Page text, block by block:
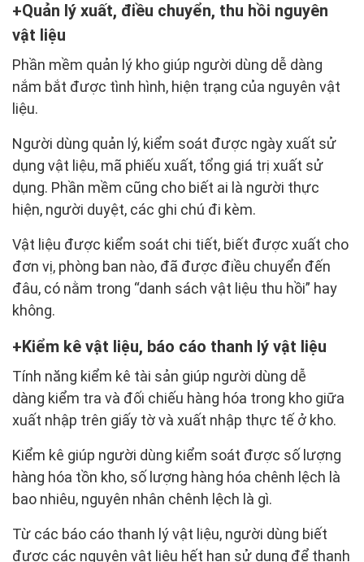
Quản lý xuất, điều chuyển, thu hồi nguyên
vật liệu
Phần mềm quản lý kho giúp người dùng dễ dàng
nắm bắt được tình hình, hiện trạng của nguyên vật
liệu.
Người dùng quản lý, kiểm soát được ngày xuất sử
dụng vật liệu, mã phiếu xuất, tổng giá trị xuất sử
dụng. Phần mềm cũng cho biết ai là người thực
hiện, người duyệt, các ghi chú đi kèm.
Vật liệu được kiểm soát chi tiết, biết được xuất cho
đơn vị, phòng ban nào, đã được điều chuyển đến
đâu, có nằm trong “danh sách vật liệu thu hồi” hay
không.
Kiểm kê vật liệu, báo cáo thanh lý vật liệu
Tính năng kiểm kê tài sản giúp người dùng dễ
dàng kiểm tra và đối chiếu hàng hóa trong kho giữa
xuất nhập trên giấy tờ và xuất nhập thực tế ở kho.
Kiểm kê giúp người dùng kiểm soát được số lượng
hàng hóa tồn kho, số lượng hàng hóa chênh lệch là
bao nhiêu, nguyên nhân chênh lệch là gì.
Từ các báo cáo thanh lý vật liệu, người dùng biết
được các nguyên vật liệu hết hạn sử dụng để thanh